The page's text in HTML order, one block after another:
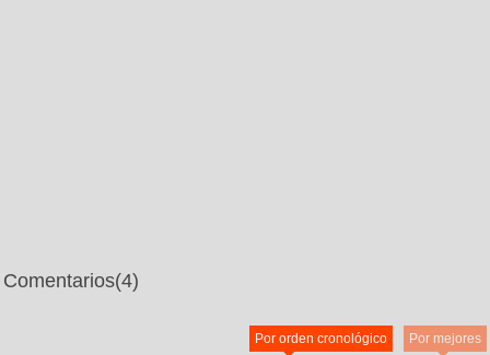
Comentarios(4)
Por mejores
Por orden cronológico